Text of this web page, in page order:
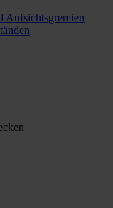
Aufsichtsgremien